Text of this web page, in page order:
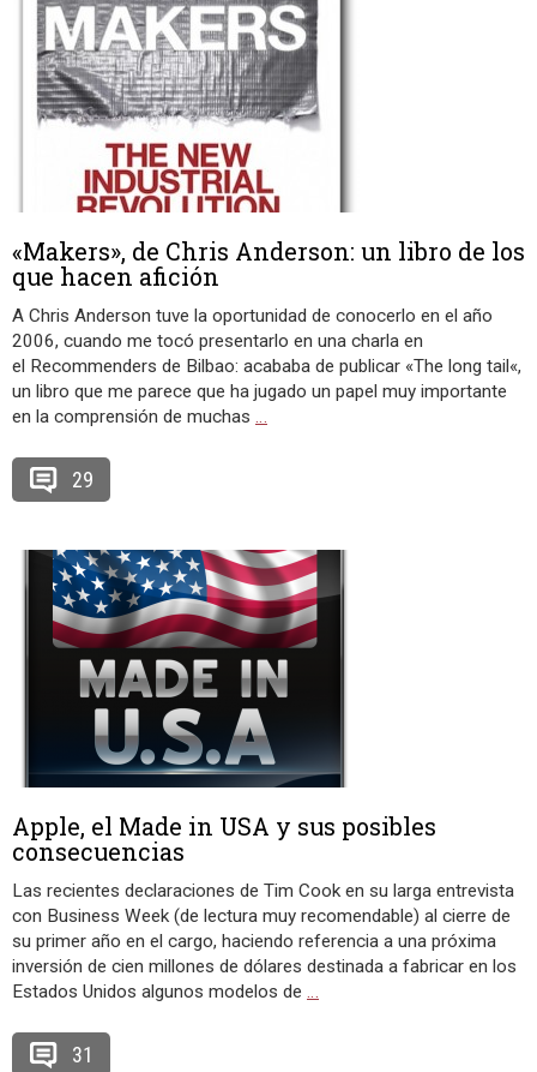
«Makers», de Chris Anderson: un libro de los
que hacen afición
A Chris Anderson tuve la oportunidad de conocerlo en el año
2006, cuando me tocó presentarlo en una charla en
el Recommenders de Bilbao: acababa de publicar «The long tail«,
un libro que me parece que ha jugado un papel muy importante
en la comprensión de muchas …
29
Apple, el Made in USA y sus posibles
consecuencias
Las recientes declaraciones de Tim Cook en su larga entrevista
con Business Week (de lectura muy recomendable) al cierre de
su primer año en el cargo, haciendo referencia a una próxima
inversión de cien millones de dólares destinada a fabricar en los
Estados Unidos algunos modelos de …
31